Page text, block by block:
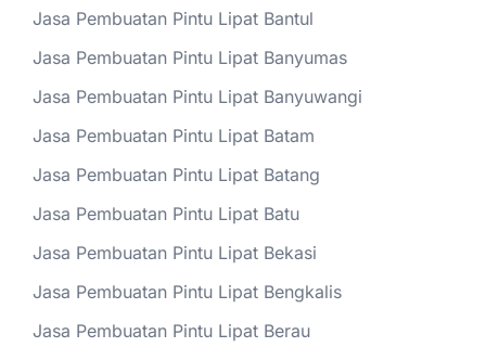
Jasa Pembuatan Pintu Lipat Bantul
Jasa Pembuatan Pintu Lipat Banyumas
Jasa Pembuatan Pintu Lipat Banyuwangi
Jasa Pembuatan Pintu Lipat Batam
Jasa Pembuatan Pintu Lipat Batang
Jasa Pembuatan Pintu Lipat Batu
Jasa Pembuatan Pintu Lipat Bekasi
Jasa Pembuatan Pintu Lipat Bengkalis
Jasa Pembuatan Pintu Lipat Berau